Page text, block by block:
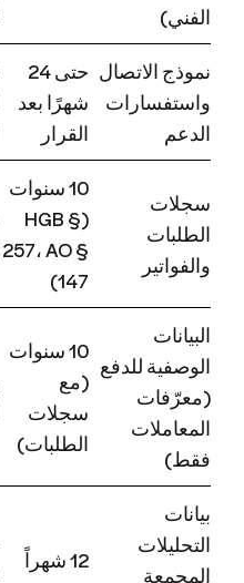
الفني)
نموذج الاتصال
واستفسارات
الدعم
حتى 24
شهرًا بعد
القرار
سجلات
الطلبات
والفواتير
10 سنوات
(HGB §
257، AO §
147)
البيانات
الوصفية للدفع
(معرّفات
المعاملات
فقط)
10 سنوات
(مع
سجلات
الطلبات)
بيانات
التحليلات
المجمعة
12 شهراً